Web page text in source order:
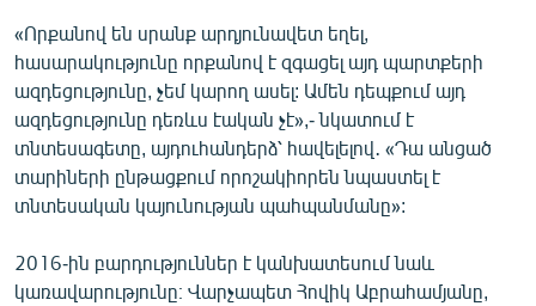
«Որքանով են սրանք արդյունավետ եղել,
հասարակությունը որքանով է զգացել այդ պարտքերի
ազդեցությունը, չեմ կարող ասել: Ամեն դեպքում այդ
ազդեցությունը դեռևս էական չէ»,- նկատում է
տնտեսագետը, այդուհանդերձ՝ հավելելով․ «Դա անցած
տարիների ընթացքում որոշակիորեն նպաստել է
տնտեսական կայունության պահպանմանը»:
2016-ին բարդություններ է կանխատեսում նաև
կառավարությունը։ Վարչապետ Հովիկ Աբրահամյանը,